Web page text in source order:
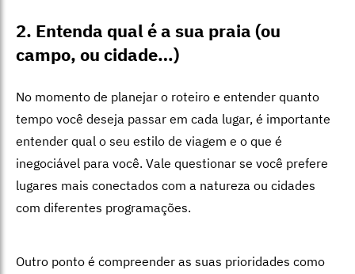
2. Entenda qual é a sua praia (ou
campo, ou cidade…)
No momento de planejar o roteiro e entender quanto
tempo você deseja passar em cada lugar, é importante
entender qual o seu estilo de viagem e o que é
inegociável para você. Vale questionar se você prefere
lugares mais conectados com a natureza ou cidades
com diferentes programações.
Outro ponto é compreender as suas prioridades como